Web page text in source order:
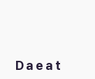
Daeat